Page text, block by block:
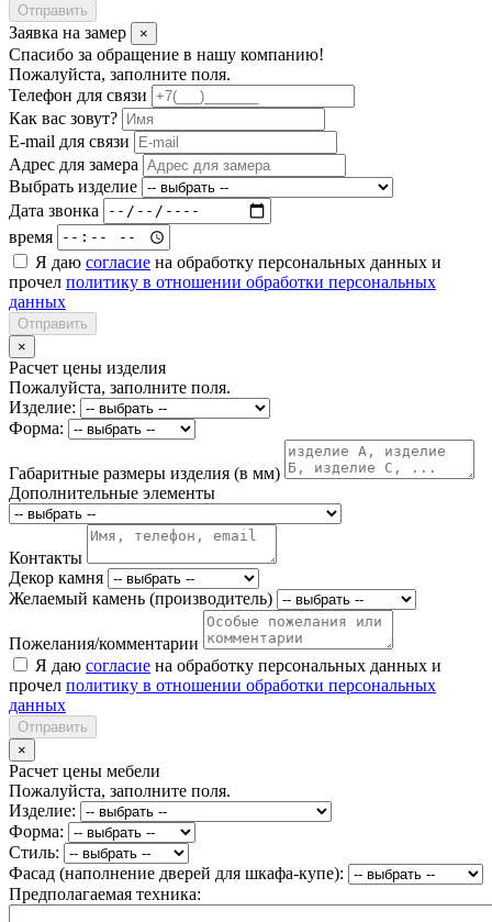
Отправить
Заявка на замер ×
Спасибо за обращение в нашу компанию!
Пожалуйста, заполните поля.
Телефон для связи
Как вас зовут?
E-mail для связи
Адрес для замера
Выбрать изделие
Дата звонка
время
Я даю согласие на обработку персональных данных и
прочел политику в отношении обработки персональных
данных
Отправить
×
Расчет цены изделия
Пожалуйста, заполните поля.
Изделие:
Форма:
Габаритные размеры изделия (в мм)
Дополнительные элементы
Контакты
Декор камня
Желаемый камень (производитель)
Пожелания/комментарии
Я даю согласие на обработку персональных данных и
прочел политику в отношении обработки персональных
данных
Отправить
×
Расчет цены мебели
Пожалуйста, заполните поля.
Изделие:
Форма:
Стиль:
Фасад (наполнение дверей для шкафа-купе):
Предполагаемая техника: